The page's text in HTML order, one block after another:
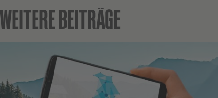
WEITERE BEITRÄGE